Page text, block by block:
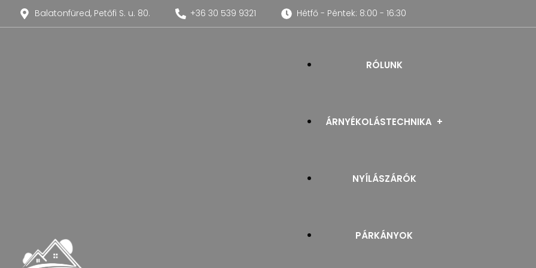
Balatonfüred, Petőfi S. u. 80. +36 30 539 9321 Hétfő - Péntek: 8:00 - 16:30
RÓLUNK
ÁRNYÉKOLÁSTECHNIKA
NYÍLÁSZÁRÓK
PÁRKÁNYOK